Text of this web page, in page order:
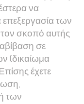
να
των
σκοπό αυτής
σε
(δικαίωμα
έχετε
των